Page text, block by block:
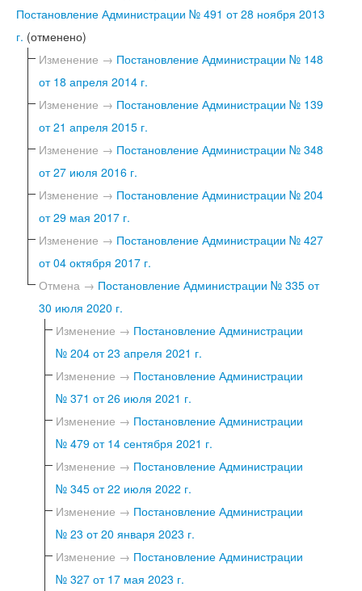
Постановление Администрации № 491 от 28 ноября 2013
г. (отменено)
Изменение → Постановление Администрации № 148
от 18 апреля 2014 г.
Изменение → Постановление Администрации № 139
от 21 апреля 2015 г.
Изменение → Постановление Администрации № 348
от 27 июля 2016 г.
Изменение → Постановление Администрации № 204
от 29 мая 2017 г.
Изменение → Постановление Администрации № 427
от 04 октября 2017 г.
Отмена → Постановление Администрации № 335 от
30 июля 2020 г.
Изменение → Постановление Администрации
№ 204 от 23 апреля 2021 г.
Изменение → Постановление Администрации
№ 371 от 26 июля 2021 г.
Изменение → Постановление Администрации
№ 479 от 14 сентября 2021 г.
Изменение → Постановление Администрации
№ 345 от 22 июля 2022 г.
Изменение → Постановление Администрации
№ 23 от 20 января 2023 г.
Изменение → Постановление Администрации
№ 327 от 17 мая 2023 г.